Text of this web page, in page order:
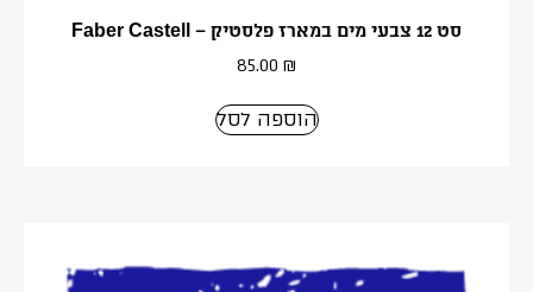
סט 12 צבעי מים במארז פלסטיק – Faber Castell
85.00 ₪
הוספה לסל